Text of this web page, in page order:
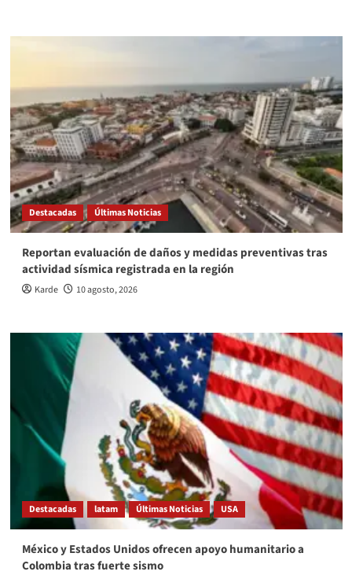
Destacadas Últimas Noticias
Reportan evaluación de daños y medidas preventivas tras
actividad sísmica registrada en la región
Karde 10 agosto, 2026
Destacadas latam Últimas Noticias USA
México y Estados Unidos ofrecen apoyo humanitario a
Colombia tras fuerte sismo